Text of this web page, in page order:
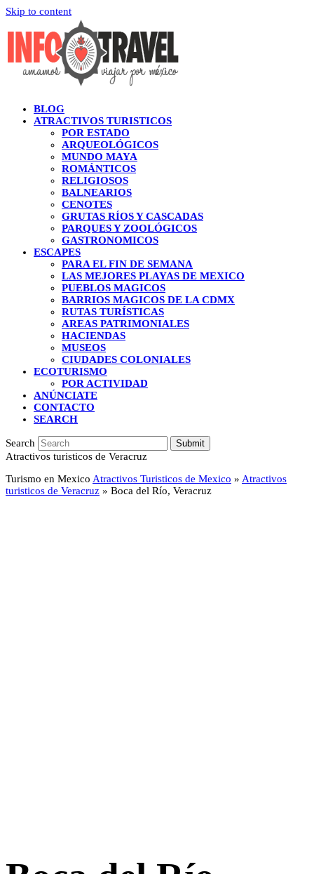
Skip to content
BLOG
ATRACTIVOS TURISTICOS
POR ESTADO
ARQUEOLÓGICOS
MUNDO MAYA
ROMÁNTICOS
RELIGIOSOS
BALNEARIOS
CENOTES
GRUTAS RÍOS Y CASCADAS
PARQUES Y ZOOLÓGICOS
GASTRONOMICOS
ESCAPES
PARA EL FIN DE SEMANA
LAS MEJORES PLAYAS DE MEXICO
PUEBLOS MAGICOS
BARRIOS MAGICOS DE LA CDMX
RUTAS TURÍSTICAS
AREAS PATRIMONIALES
HACIENDAS
MUSEOS
CIUDADES COLONIALES
ECOTURISMO
POR ACTIVIDAD
ANÚNCIATE
CONTACTO
SEARCH
Search Submit
Atractivos turisticos de Veracruz
Turismo en Mexico Atractivos Turisticos de Mexico » Atractivos
turisticos de Veracruz » Boca del Río, Veracruz